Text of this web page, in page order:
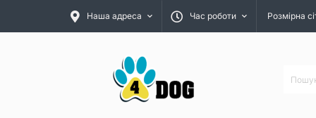
Наша адреса Час роботи Розмірна